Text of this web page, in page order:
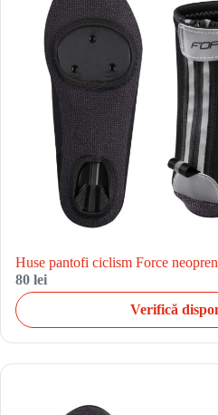
Huse pantofi ciclism Force
80 lei
Verifică